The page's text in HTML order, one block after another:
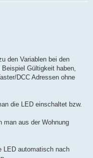
den Variablen bei den
Gültigkeit haben,
DCC Adressen ohne
die LED einschaltet bzw.
man aus der Wohnung
LED automatisch nach